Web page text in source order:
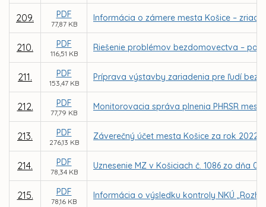
209. PDF
77,87 KB
Informácia o zámere mesta Košice –
210. PDF
116,51 KB
Riešenie problémov bezdomovectva –
211. PDF
153,47 KB
Príprava výstavby zariadenia pre ľudí bez
212. PDF
77,79 KB
Monitorovacia správa plnenia PHRSR
213. PDF
276,13 KB
Záverečný účet mesta Košice za rok 2022
214. PDF
78,34 KB
Uznesenie MZ v Košiciach č. 1086 zo dňa
215. PDF
78,16 KB
Informácia o výsledku kontroly NKÚ